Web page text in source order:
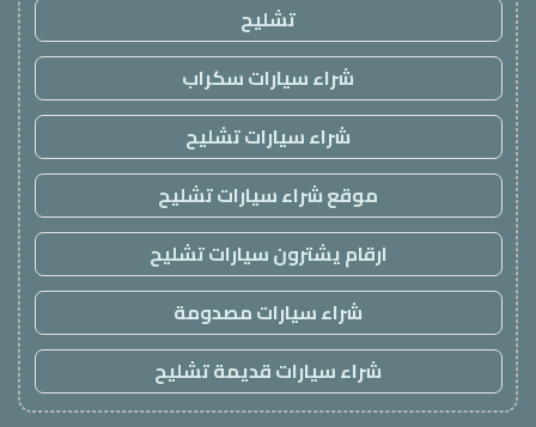
تشليح
شراء سيارات سكراب
شراء سيارات تشليح
موقع شراء سيارات تشليح
ارقام يشترون سيارات تشليح
شراء سيارات مصدومة
شراء سيارات قديمة تشليح